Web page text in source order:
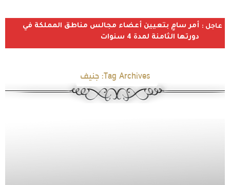
عاجل : أمر سامٍ بتعيين أعضاء مجالس مناطق المملكة في
دورتها الثامنة لمدة 4 سنوات
Tag Archives: جنيف